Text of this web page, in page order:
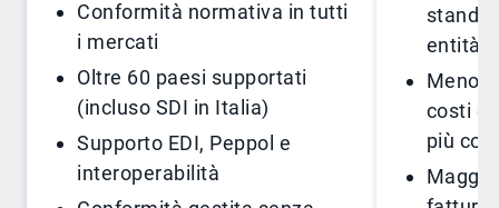
Conformità normativa in tutti
i mercati
Oltre 60 paesi supportati
(incluso SDI in Italia)
Supporto EDI, Peppol e
interoperabilità
entità
Meno
costi
più